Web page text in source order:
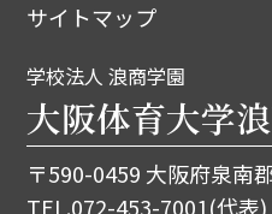
サイトマップ
学校法人 浪商学園
大阪体育大学
〒590-0459 大阪府泉南
TEL.072-453-7001(代表)